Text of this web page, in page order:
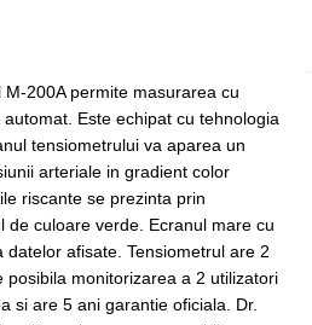
200A permite masurarea cu
Este echipat cu tehnologia
tensiometrului va aparea un
arteriale in gradient color
riscante se prezinta prin
de culoare verde. Ecranul mare cu
afisate. Tensiometrul are 2
monitorizarea a 2 utilizatori
si are 5 ani garantie oficiala. Dr.